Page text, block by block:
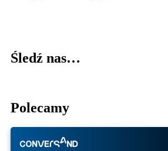
Śledź nas…
Polecamy